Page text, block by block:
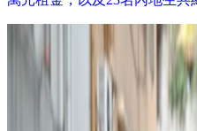
已人去留空，警方列求警協
投訴，個案仍在跟進調查。